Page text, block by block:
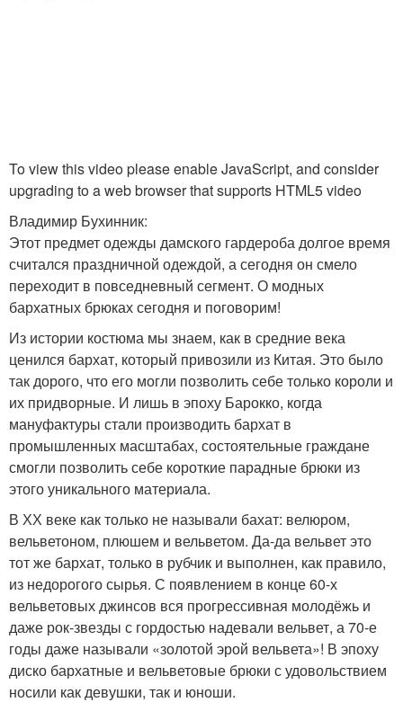
To view this video please enable JavaScript, and consider
upgrading to a web browser that supports HTML5 video
Владимир Бухинник:
Этот предмет одежды дамского гардероба долгое время
считался праздничной одеждой, а сегодня он смело
переходит в повседневный сегмент. О модных
бархатных брюках сегодня и поговорим!
Из истории костюма мы знаем, как в средние века
ценился бархат, который привозили из Китая. Это было
так дорого, что его могли позволить себе только короли и
их придворные. И лишь в эпоху Барокко, когда
мануфактуры стали производить бархат в
промышленных масштабах, состоятельные граждане
смогли позволить себе короткие парадные брюки из
этого уникального материала.
В ХХ веке как только не называли бахат: велюром,
вельветоном, плюшем и вельветом. Да-да вельвет это
тот же бархат, только в рубчик и выполнен, как правило,
из недорогого сырья. С появлением в конце 60-х
вельветовых джинсов вся прогрессивная молодёжь и
даже рок-звезды с гордостью надевали вельвет, а 70-е
годы даже называли «золотой эрой вельвета»! В эпоху
диско бархатные и вельветовые брюки с удовольствием
носили как девушки, так и юноши.